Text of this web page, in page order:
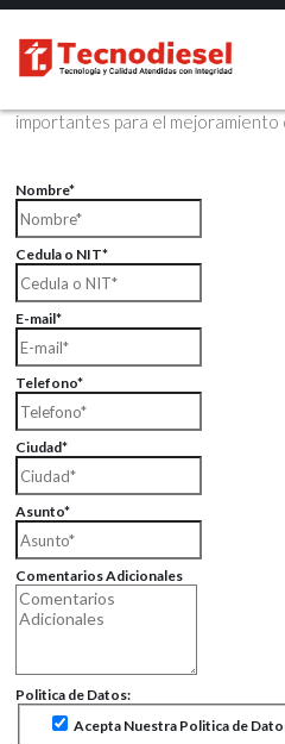
Contáctenos Vía Email
Envíenos sus datos con sus
importantes para el
Nombre*
Cedula o NIT*
E-mail*
Telefono*
Ciudad*
Asunto*
Comentarios Adicionales
Politica de Datos:
Acepta Nuestra Politica de